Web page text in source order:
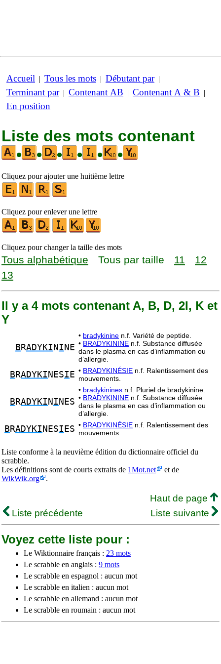
Accueil | Tous les mots | Débutant par|
Terminant par| Contenant AB | Contenant A & B |
En position
Liste des mots contenant
•
• • • • •
Cliquez pour ajouter une huitième lettre
Cliquez pour enlever une lettre
Cliquez pour changer la taille des mots
Tous alphabétique Tous par taille 11
12
13
Il y a 4 mots contenant A, B, D, 2I, K et
Y
B RADYKI N I NE
• bradykinine n.f. Variété de peptide.
• BRADYKININE n.f. Substance diffusée
dans le plasma en cas d’inflammation ou
d’allergie.
B RADYKI NESI E • BRADYKINÉSIE n.f. Ralentissement des
mouvements.
B RADYKI N I NES
• bradykinines n.f. Pluriel de bradykinine.
• BRADYKININE n.f. Substance diffusée
dans le plasma en cas d’inflammation ou
d’allergie.
B RADYKI NESI ES • BRADYKINÉSIE n.f. Ralentissement des
mouvements.
Liste conforme à la neuvième édition du dictionnaire officiel du
scrabble.
Les définitions sont de courts extraits de 1Mot.net
et de
WikWik.org
.
Haut de page
Liste précédente
Liste suivante
Voyez cette liste pour :
Le Wiktionnaire français : 23 mots
Le scrabble en anglais : 9 mots
Le scrabble en espagnol : aucun mot
Le scrabble en italien : aucun mot
Le scrabble en allemand : aucun mot
Le scrabble en roumain : aucun mot